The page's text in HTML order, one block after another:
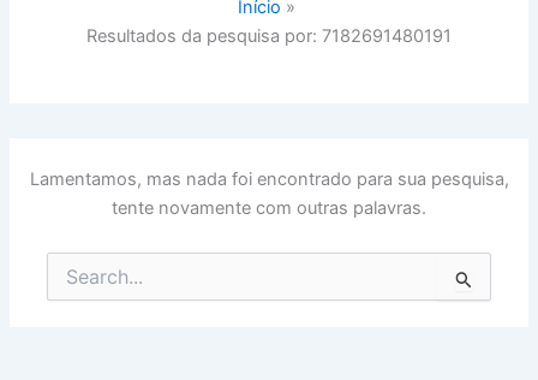
Início
Resultados da pesquisa por: 7182691480191
Lamentamos, mas nada foi encontrado para sua pesquisa,
tente novamente com outras palavras.
Pesquisar
por: